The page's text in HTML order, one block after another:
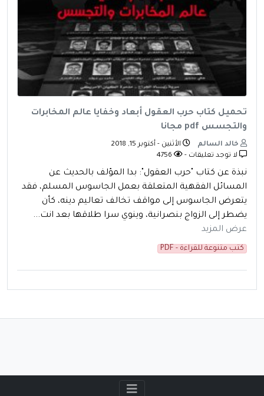
تحميل كتاب حرب العقول أبعاد وخفايا عالم المخابرات
والتجسس pdf مجانا
خالد السالم
الأثنين - أكتوبر 15, 2018
لا توجد تعليقات -
نبذة عن كتاب "حرب العقول": بدا المؤلف بالحديث عن
المسائل الفقهية المتعلقة بعمل الجاسوس المسلم، فقد
يتعرض الجاسوس إلى مواقف تخالف تعاليم دينه، كأن
يضطر إلى الزواج بنصرانية، وينوي سرا طلاقها بعد انت...
عرض المزيد
كتب متنوعة للقراءة - PDF